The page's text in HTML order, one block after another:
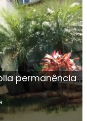
permanência